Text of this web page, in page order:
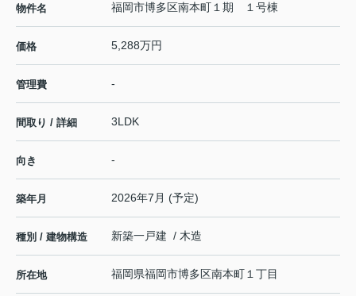
物件名 福岡市博多区南本町１期 １号棟
価格 5,288万円
管理費 -
間取り / 詳細 3LDK
向き -
築年月 2026年7月 (予定)
種別 / 建物構造 新築一戸建 / 木造
所在地 福岡県福岡市博多区南本町 １丁目